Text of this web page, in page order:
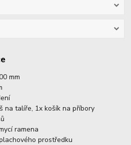
mm
na talíře, 1x košík na příbory
ramena
prostředku